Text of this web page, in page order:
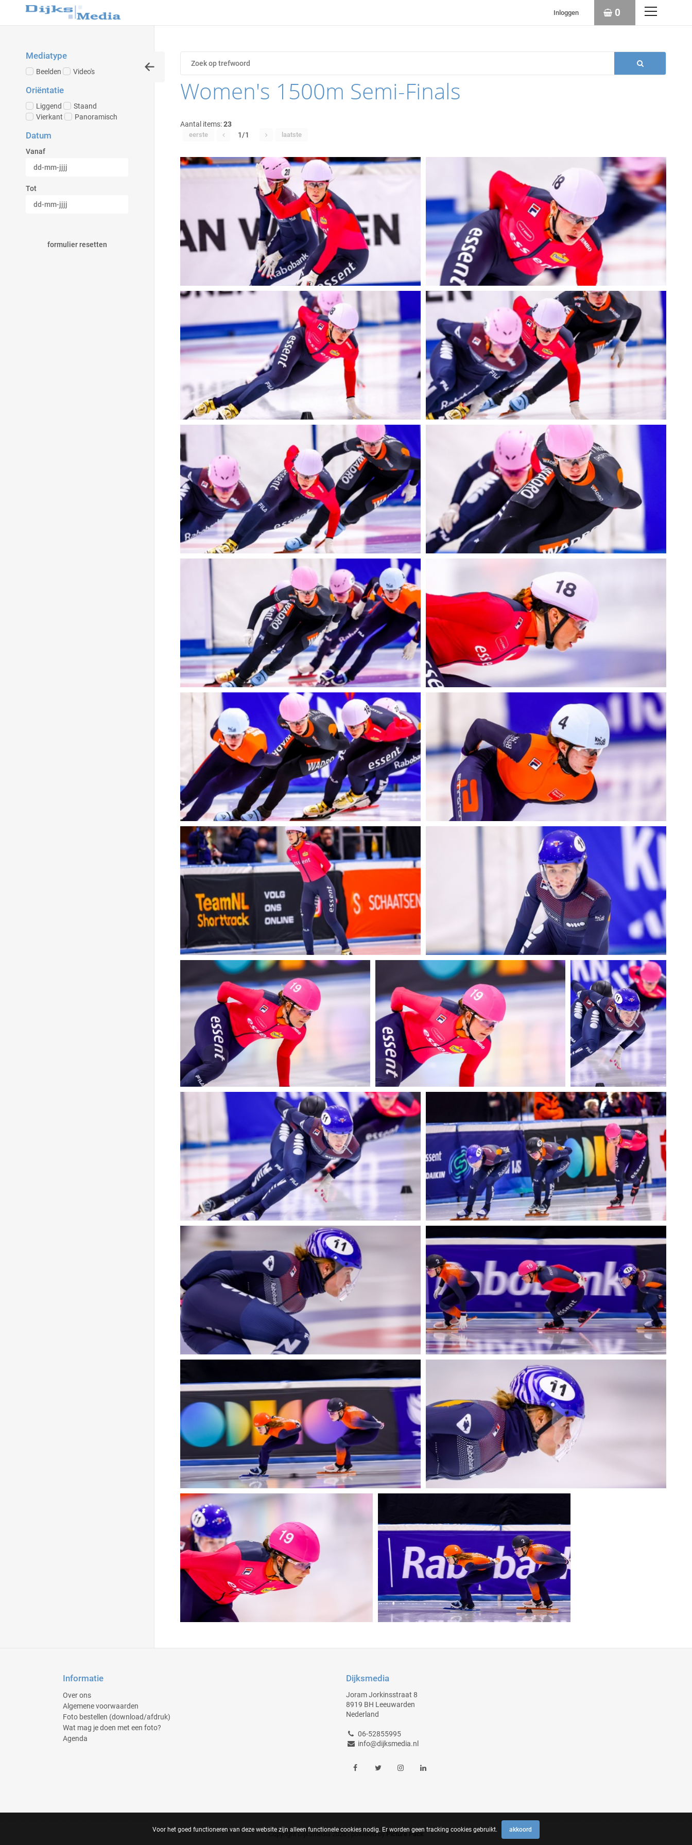
Inloggen 0
Mediatype
Beelden Video's
Oriëntatie
Liggend
Staand
Vierkant
Panoramisch
Datum
Vanaf
Tot
formulier resetten
Women's 1500m Semi-Finals
Aantal items:23
eerste 1/1 laatste
Informatie
Over ons
Algemene voorwaarden
Foto bestellen (download/afdruk)
Wat mag je doen met een foto?
Agenda
Dijksmedia
Joram Jorkinsstraat 8
8919 BH Leeuwarden
Nederland
06-52855995
info@dijksmedia.nl
Copyright Dijksmedia 2026 | powered byPicture Pack
Voor het goed functioneren van deze website zijn alleen functionele cookies nodig. Er worden geen tracking cookies gebruikt. akkoord